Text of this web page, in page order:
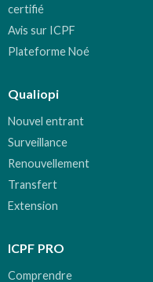
certifié
Avis sur ICPF
Plateforme Noé
Qualiopi
Nouvel entrant
Surveillance
Renouvellement
Transfert
Extension
ICPF PRO
Comprendre